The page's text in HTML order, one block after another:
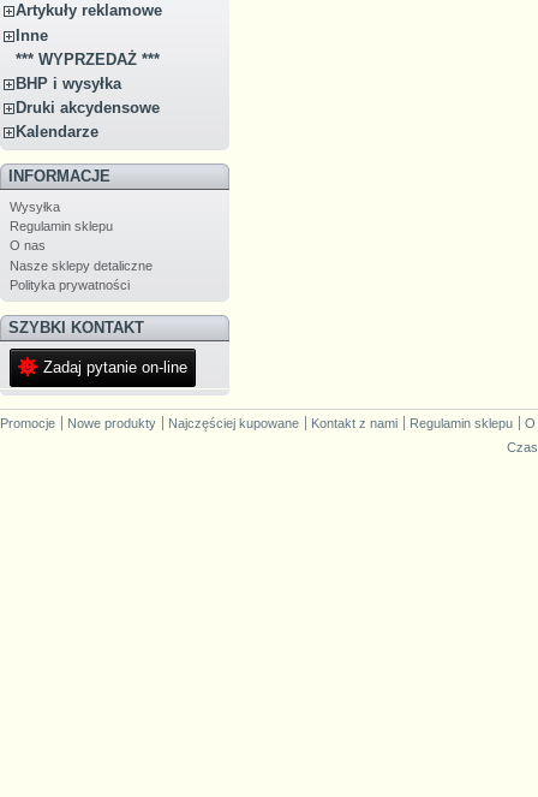
Artykuły reklamowe
Inne
*** WYPRZEDAŻ ***
BHP i wysyłka
Druki akcydensowe
Kalendarze
INFORMACJE
Wysyłka
Regulamin sklepu
O nas
Nasze sklepy detaliczne
Polityka prywatności
SZYBKI KONTAKT
Zadaj pytanie on-line
Promocje Nowe produkty Najczęściej kupowane Kontakt z nami Regulamin sklepu
O